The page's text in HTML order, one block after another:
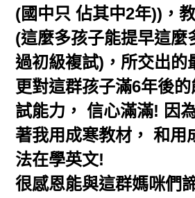
(國中只 佔其中2年))，
(這麼多孩子能提早這麼
過初級複試)，所交出的
更對這群孩子滿6年後
試能力， 信心滿滿! 因
著我用成寒教材， 和用
法在學英文!
很感恩能與這群媽咪們